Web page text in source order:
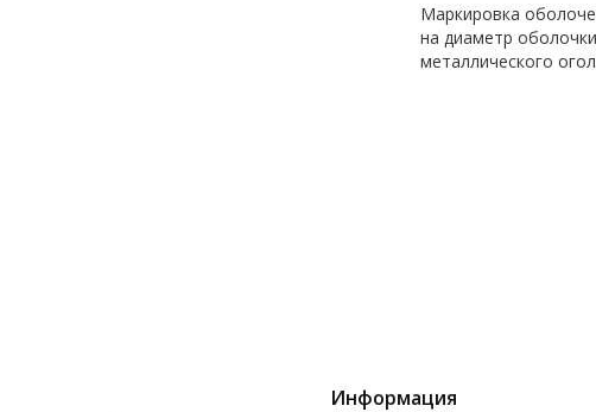
Маркировка
на диаметр
металлического
Информация